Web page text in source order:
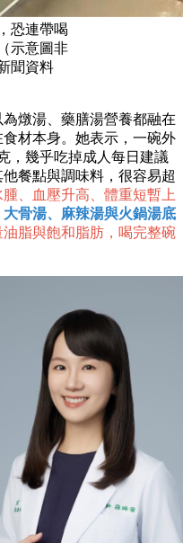
恐連帶喝
示意圖非
聞資料
燉湯、藥膳湯營養都融在
材本身。她表示，一碗外
，幾乎吃掉成人每日建議
他餐點與調味料，很容易超
、血壓升高、體重短暫上
大骨湯、麻辣湯與火鍋湯底
油脂與飽和脂肪，喝完整碗